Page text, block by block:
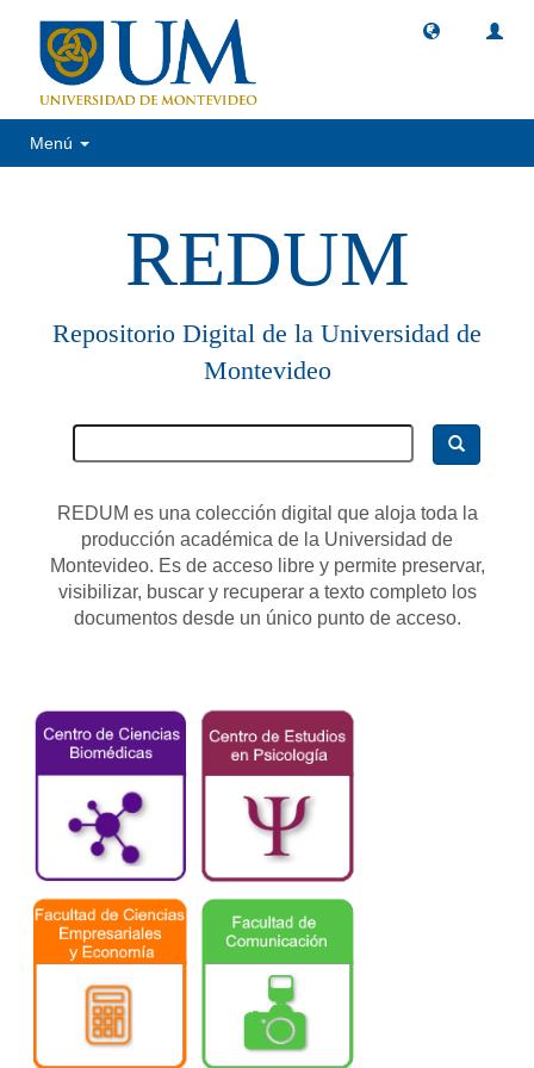
Menú
REDUM
Repositorio Digital de la Universidad de
Montevideo
REDUM es una colección digital que aloja toda la
producción académica de la Universidad de
Montevideo. Es de acceso libre y permite preservar,
visibilizar, buscar y recuperar a texto completo los
documentos desde un único punto de acceso.